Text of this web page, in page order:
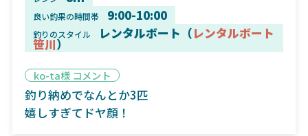
良い釣果の時間帯 9:00-10:00
釣りのスタイル レンタルボート（レンタルボート
笹川）
ko-ta様 コメント
釣り納めでなんとか3匹
嬉しすぎてドヤ顔！